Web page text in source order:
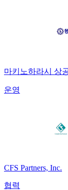
마키노하라시 상
운영
CFS Partners, Inc.
협력